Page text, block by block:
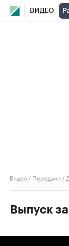
ВИДЕО
Видео / Передачи /
Выпуск